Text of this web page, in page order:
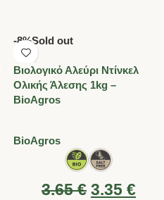
-8%Sold out
Βιολογικό Αλεύρι Ντίνκελ
Ολικής Άλεσης 1kg –
BioAgros
BioAgros
3.65€ 3.35 €